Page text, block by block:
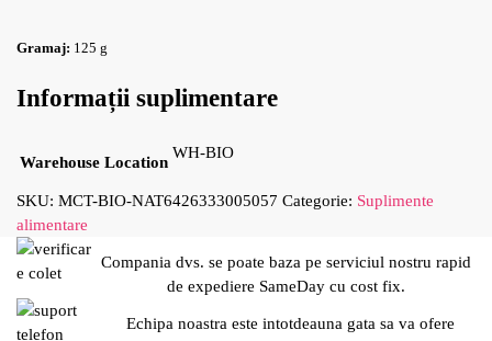
Gramaj: 125 g
Informații suplimentare
Warehouse Location
WH-BIO
SKU: MCT-BIO-NAT6426333005057 Categorie: Suplimente
alimentare
Compania dvs. se poate baza pe serviciul nostru rapid
de expediere SameDay cu cost fix.
Echipa noastra este intotdeauna gata sa va ofere